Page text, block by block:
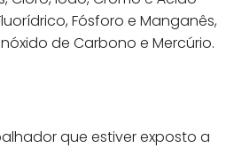
Fósforo e Manganês,
de Carbono e Mercúrio.
que estiver exposto a